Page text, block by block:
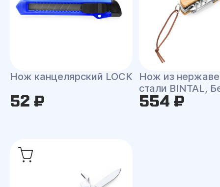
Нож канцелярский LOCK
52 ₽
Нож из
стали BINTAL,
554 ₽